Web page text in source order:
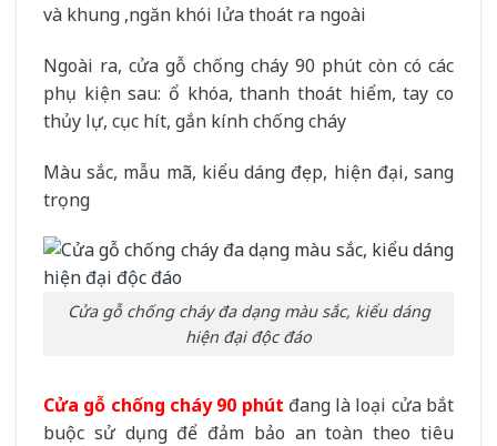
và khung ,ngăn khói lửa thoát ra ngoài
Ngoài ra, cửa gỗ chống cháy 90 phút còn có các
phụ kiện sau: ổ khóa, thanh thoát hiểm, tay co
thủy lự, cục hít, gắn kính chống cháy
Màu sắc, mẫu mã, kiểu dáng đẹp, hiện đại, sang
trọng
Cửa gỗ chống cháy đa dạng màu sắc, kiểu dáng
hiện đại độc đáo
Cửa gỗ chống cháy 90 phút đang là loại cửa bắt
buộc sử dụng để đảm bảo an toàn theo tiêu